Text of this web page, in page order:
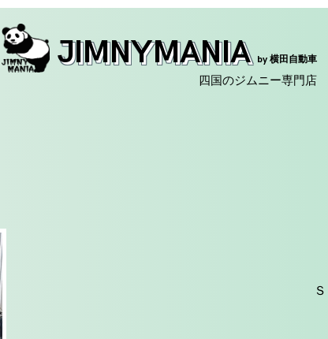
JIMNYMANIA by 横田自動車
四国のジムニー専門店